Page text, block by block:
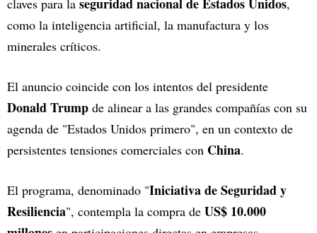
claves para la
,
como la inteligencia artificial, la manufactura y los
minerales críticos.
El anuncio coincide con los intentos del presidente
Donald Trump de alinear a las grandes compañías con su
agenda de "Estados Unidos primero", en un contexto de
persistentes tensiones comerciales con China.
El programa, denominado "Iniciativa de Seguridad y
Resiliencia", contempla la compra de US$ 10.000